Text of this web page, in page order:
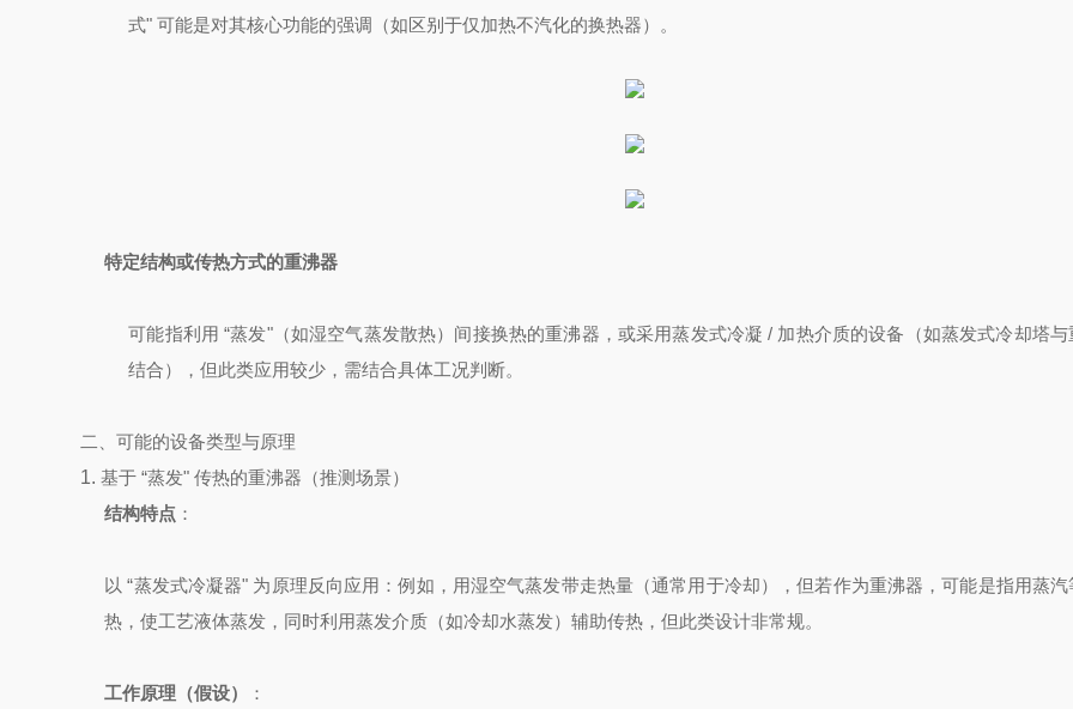
式" 可能是对其核心功能的强调（如区别于仅加热不汽化的换热器）。
特定结构或传热方式的重沸器
可能指利用 “蒸发"（如湿空气蒸发散热）间接换热的重沸器，或采用蒸发式冷凝 / 加热介质的设备（如蒸发式冷却塔与
结合），但此类应用较少，需结合具体工况判断。
二、可能的设备类型与原理
1.基于 “蒸发" 传热的重沸器（推测场景）
结构特点 ：
以 “蒸发式冷凝器" 为原理反向应用：例如，用湿空气蒸发带走热量（通常用于冷却），但若作为重沸器，可能是指用蒸汽
热，使工艺液体蒸发，同时利用蒸发介质（如冷却水蒸发）辅助传热，但此类设计非常规。
工作原理（假设） ：